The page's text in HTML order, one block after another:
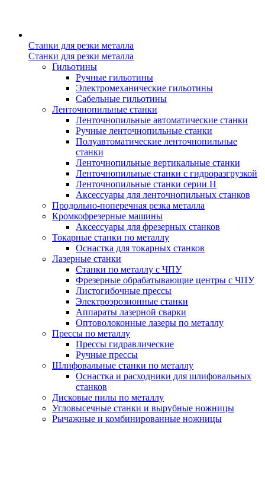
Станки для резки металла
Станки для резки металла
Гильотины
Ручные гильотины
Электромеханические гильотины
Сабельные гильотины
Ленточнопильные станки
Ленточнопильные автоматические станки
Ручные ленточнопильные станки
Полуавтоматические ленточнопильные
станки
Ленточнопильные вертикальные станки
Ленточнопильные станки с гидроразгрузкой
Ленточнопильные станки серии H
Аксессуары для ленточнопильных станков
Продольно-поперечная резка металла
Кромкофрезерные машины
Аксессуары для фрезерных станков
Токарные станки по металлу
Оснастка для токарных станков
Лазерные станки
Станки по металлу с ЧПУ
Фрезерные обрабатывающие центры с ЧПУ
Листогибочные прессы
Электроэрозионные станки
Аппараты лазерной сварки
Оптоволоконные лазеры по металлу
Прессы по металлу
Прессы гидравлические
Ручные прессы
Шлифовальные станки по металлу
Оснастка и расходники для шлифовальных
станков
Дисковые пилы по металлу
Угловысечные станки и вырубные ножницы
Рычажные и комбинированные ножницы